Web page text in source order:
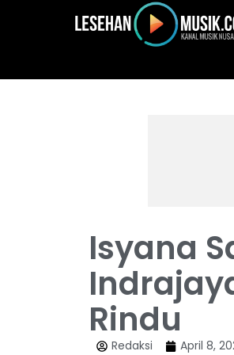
Isyana
Rindu
Redaksi April 8,